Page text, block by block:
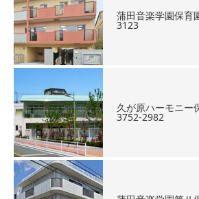
蒲田音楽学園保
3123
久が原ハーモニー
3752-2982